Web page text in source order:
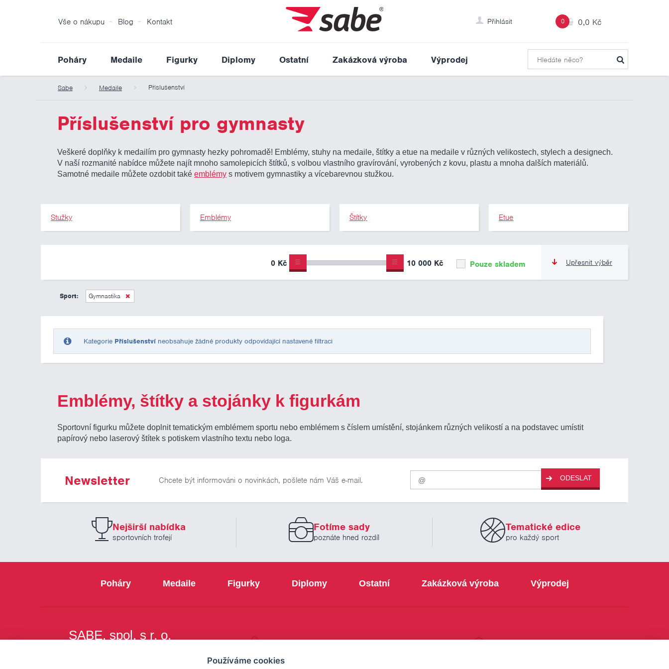
0 0,0 Kč
Přihlásit
Vše o nákupu Blog Kontakt
Poháry Medaile Figurky Diplomy Ostatní Zakázková výroba Výprodej
Sabe Medaile Příslušenství
Příslušenství pro gymnasty
Veškeré doplňky k medailím pro gymnasty hezky pohromadě! Emblémy, stuhy na medaile, štítky a etue na medaile v různých velikostech, stylech a designech.
V naší rozmanité nabídce můžete najít mnoho samolepicích štítků, s volbou vlastního gravírování, vyrobených z kovu, plastu a mnoha dalších materiálů.
Samotné medaile můžete ozdobit také emblémys motivem gymnastiky a vícebarevnou stužkou.
Stužky Emblémy Štítky Etue
Upřesnit výběr
Pouze skladem
0 Kč 10 000 Kč
Sport: Gymnastika
Kategorie Příslušenstvíneobsahuje žádné produkty odpovídající nastavené filtraci
Emblémy, štítky a stojánky k figurkám
Sportovní figurku můžete doplnit tematickým emblémem sportu nebo emblémem s číslem umístění, stojánkem různých velikostí a na podstavec umístit
papírový nebo laserový štítek s potiskem vlastního textu nebo loga.
Newsletter Chcete být informováni o novinkách, pošlete nám Váš e-mail.
Pro
odběr
našich
novinek
ODESLAT
Nejširší nabídka
sportovních trofejí
Fotíme sady
poznáte hned rozdíl
Tematické edice
pro každý sport
Poháry Medaile Figurky Diplomy Ostatní Zakázková výroba Výprodej
SABE, spol. s r. o.
Používáme cookies